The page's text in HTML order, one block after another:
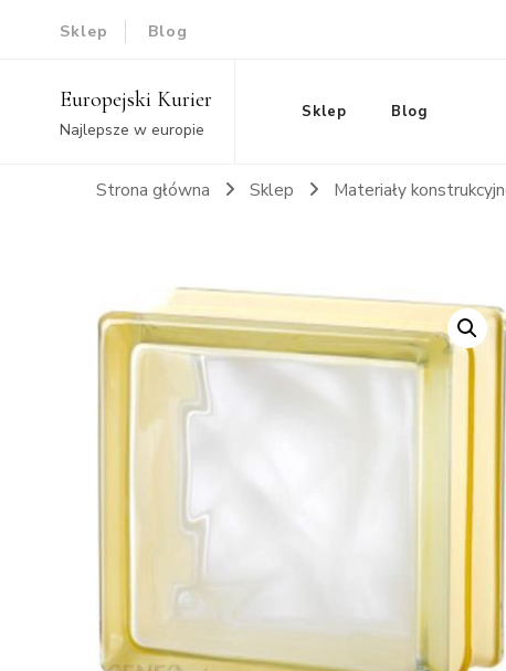
Sklep Blog
Europejski Kurier
Najlepsze w europie
Sklep Blog
Strona główna Sklep Materiały